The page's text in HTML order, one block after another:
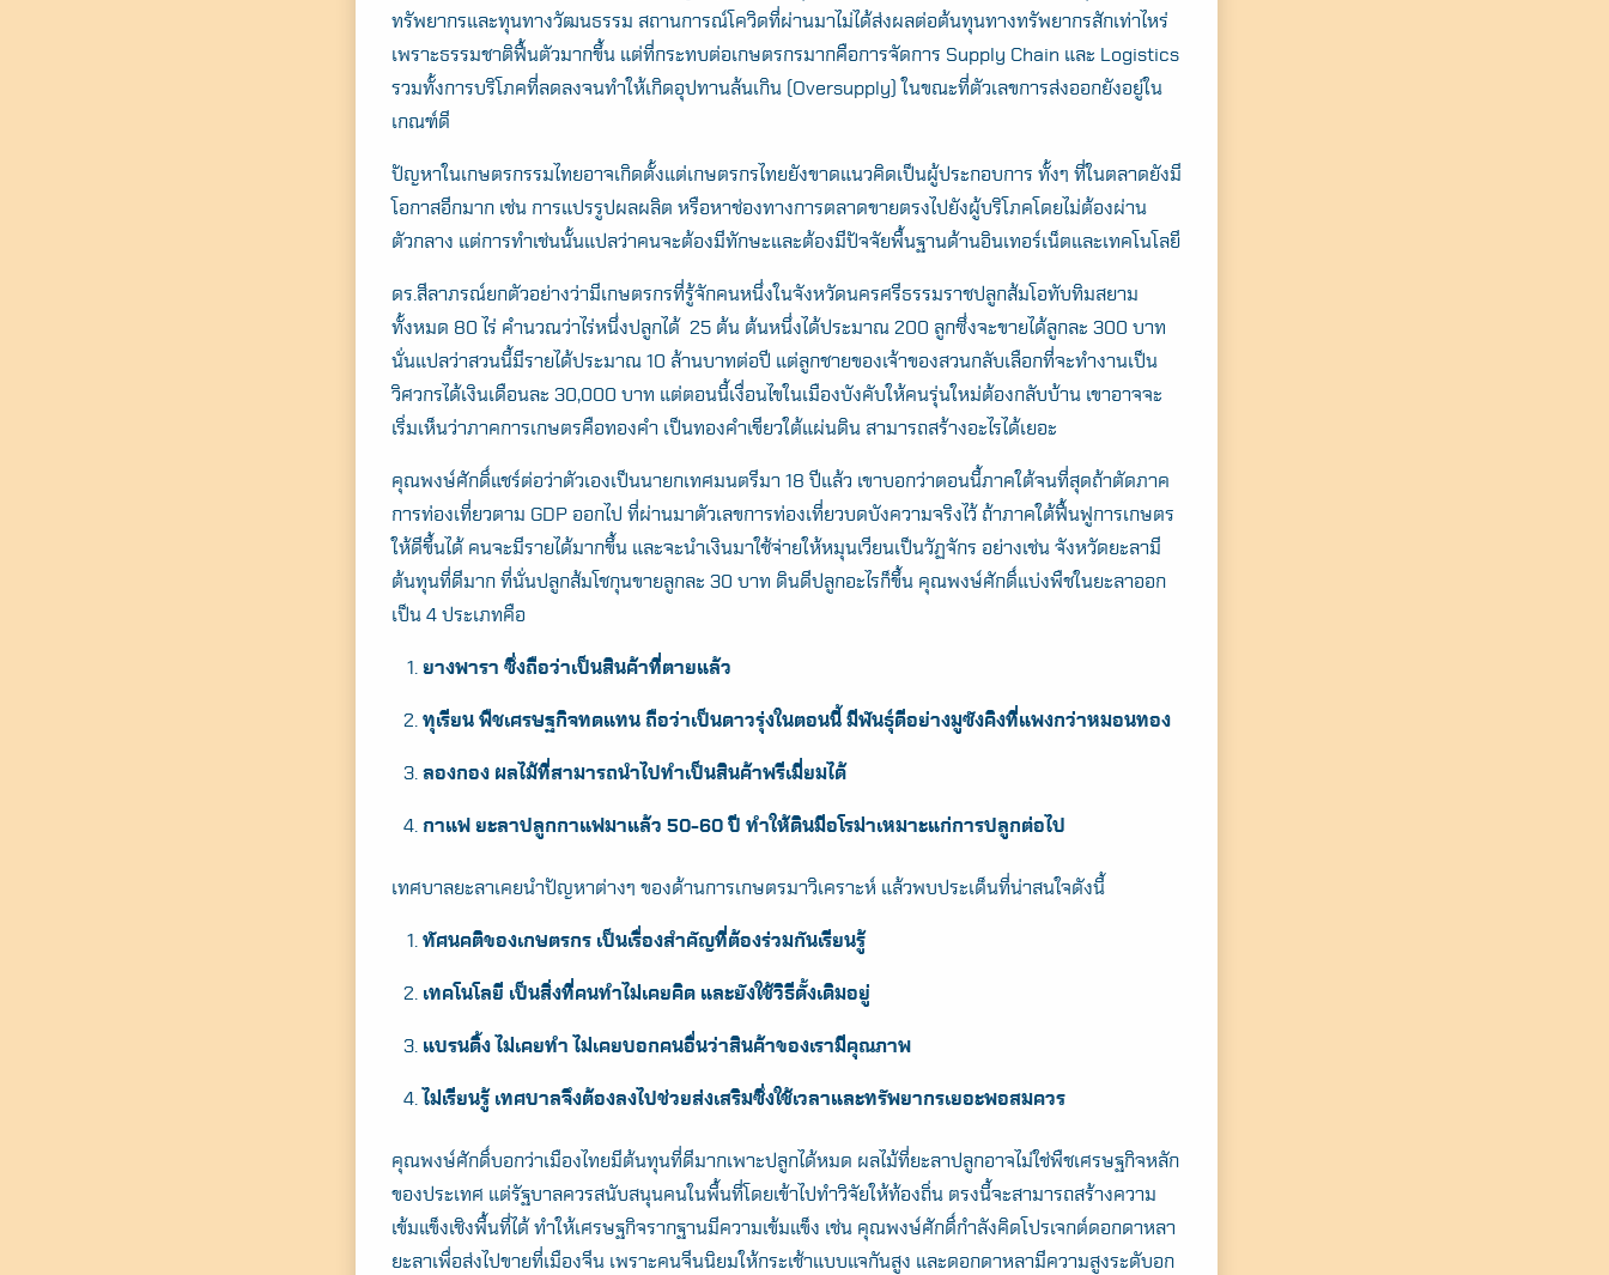
ทรัพยากรและทุนทางวัฒนธรรม สถานการณ์โควิดที่ผ่านมาไม่ได้ส่งผลต่อต้นทุนทางทรัพยากรสักเท่าไหร่
เพราะธรรมชาติฟื้นตัวมากขึ้น แต่ที่กระทบต่อเกษตรกรมากคือการจัดการ Supply Chain และ Logistics
รวมทั้งการบริโภคที่ลดลงจนทำให้เกิดอุปทานล้นเกิน (Oversupply) ในขณะที่ตัวเลขการส่งออกยังอยู่ใน
เกณฑ์ดี
ปัญหาในเกษตรกรรมไทยอาจเกิดตั้งแต่เกษตรกรไทยยังขาดแนวคิดเป็นผู้ประกอบการ ทั้งๆ ที่ในตลาดยังมี
โอกาสอีกมาก เช่น การแปรรูปผลผลิต หรือหาช่องทางการตลาดขายตรงไปยังผู้บริโภคโดยไม่ต้องผ่าน
ตัวกลาง แต่การทำเช่นนั้นแปลว่าคนจะต้องมีทักษะและต้องมีปัจจัยพื้นฐานด้านอินเทอร์เน็ตและเทคโนโลยี
ดร.สีลาภรณ์ยกตัวอย่างว่ามีเกษตรกรที่รู้จักคนหนึ่งในจังหวัดนครศรีธรรมราชปลูกส้มโอทับทิมสยาม
ทั้งหมด 80 ไร่ คำนวณว่าไร่หนึ่งปลูกได้ 25 ต้น ต้นหนึ่งได้ประมาณ 200 ลูกซึ่งจะขายได้ลูกละ 300 บาท
นั่นแปลว่าสวนนี้มีรายได้ประมาณ 10 ล้านบาทต่อปี แต่ลูกชายของเจ้าของสวนกลับเลือกที่จะทำงานเป็น
วิศวกรได้เงินเดือนละ 30,000 บาท แต่ตอนนี้เงื่อนไขในเมืองบังคับให้คนรุ่นใหม่ต้องกลับบ้าน เขาอาจจะ
เริ่มเห็นว่าภาคการเกษตรคือทองคำ เป็นทองคำเขียวใต้แผ่นดิน สามารถสร้างอะไรได้เยอะ
คุณพงษ์ศักดิ์แชร์ต่อว่าตัวเองเป็นนายกเทศมนตรีมา 18 ปีแล้ว เขาบอกว่าตอนนี้ภาคใต้จนที่สุดถ้าตัดภาค
การท่องเที่ยวตาม GDP ออกไป ที่ผ่านมาตัวเลขการท่องเที่ยวบดบังความจริงไว้ ถ้าภาคใต้ฟื้นฟูการเกษตร
ให้ดีขึ้นได้ คนจะมีรายได้มากขึ้น และจะนำเงินมาใช้จ่ายให้หมุนเวียนเป็นวัฏจักร อย่างเช่น จังหวัดยะลามี
ต้นทุนที่ดีมาก ที่นั่นปลูกส้มโชกุนขายลูกละ 30 บาท ดินดีปลูกอะไรก็ขึ้น คุณพงษ์ศักดิ์แบ่งพืชในยะลาออก
เป็น 4 ประเภทคือ
ยางพารา ซึ่งถือว่าเป็นสินค้าที่ตายแล้ว
ทุเรียน พืชเศรษฐกิจทดแทน ถือว่าเป็นดาวรุ่งในตอนนี้ มีพันธุ์ดีอย่างมูซังคิงที่แพงกว่าหมอนทอง
ลองกอง ผลไม้ที่สามารถนำไปทำเป็นสินค้าพรีเมี่ยมได้
กาแฟ ยะลาปลูกกาแฟมาแล้ว 50-60 ปี ทำให้ดินมีอโรม่าเหมาะแก่การปลูกต่อไป
เทศบาลยะลาเคยนำปัญหาต่างๆ ของด้านการเกษตรมาวิเคราะห์ แล้วพบประเด็นที่น่าสนใจดังนี้
ทัศนคติของเกษตรกร เป็นเรื่องสำคัญที่ต้องร่วมกันเรียนรู้
เทคโนโลยี เป็นสิ่งที่คนทำไม่เคยคิด และยังใช้วิธีดั้งเดิมอยู่
แบรนดิ้ง ไม่เคยทำ ไม่เคยบอกคนอื่นว่าสินค้าของเรามีคุณภาพ
ไม่เรียนรู้ เทศบาลจึงต้องลงไปช่วยส่งเสริมซึ่งใช้เวลาและทรัพยากรเยอะพอสมควร
คุณพงษ์ศักดิ์บอกว่าเมืองไทยมีต้นทุนที่ดีมากเพาะปลูกได้หมด ผลไม้ที่ยะลาปลูกอาจไม่ใช่พืชเศรษฐกิจหลัก
ของประเทศ แต่รัฐบาลควรสนับสนุนคนในพื้นที่โดยเข้าไปทำวิจัยให้ท้องถิ่น ตรงนี้จะสามารถสร้างความ
เข้มแข็งเชิงพื้นที่ได้ ทำให้เศรษฐกิจรากฐานมีความเข้มแข็ง เช่น คุณพงษ์ศักดิ์กำลังคิดโปรเจกต์ดอกดาหลา
ยะลาเพื่อส่งไปขายที่เมืองจีน เพราะคนจีนนิยมให้กระเช้าแบบแจกันสูง และดอกดาหลามีความสูงระดับอก